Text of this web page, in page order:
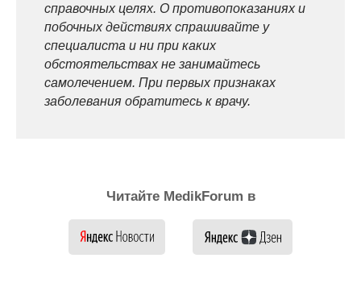
справочных целях. О противопоказаниях и
побочных действиях спрашивайте у
специалиста и ни при каких
обстоятельствах не занимайтесь
самолечением. При первых признаках
заболевания обратитесь к врачу.
Читайте MedikForum в